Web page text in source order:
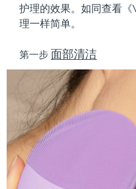
护理的效果。如同查看
理一样简单。
第一步 面部清洁
黎巴嫩
卢森堡
中国澳门特别行政区
马来西亚
马耳他
墨西哥